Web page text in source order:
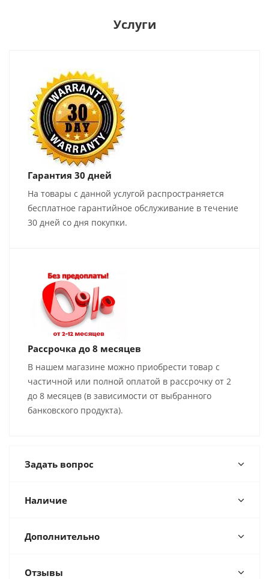
Услуги
Гарантия 30 дней
На товары с данной услугой распространяется
бесплатное гарантийное обслуживание в течение
30 дней со дня покупки.
Рассрочка до 8 месяцев
В нашем магазине можно приобрести товар с
частичной или полной оплатой в рассрочку от 2
до 8 месяцев (в зависимости от выбранного
банковского продукта).
Задать вопрос
Наличие
Дополнительно
Отзывы